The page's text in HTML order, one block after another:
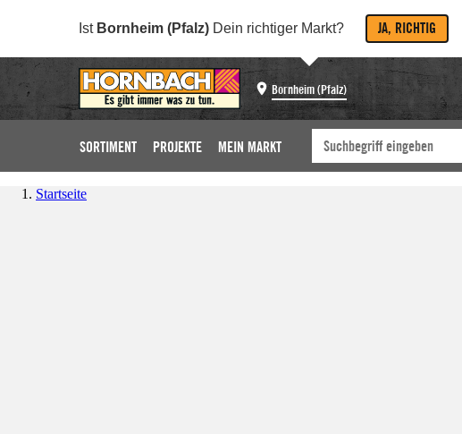
Ist Bornheim (Pfalz) Dein richtiger Markt? JA, RICHTIG
Bornheim (Pfalz)
SORTIMENT PROJEKTE MEIN MARKT
Startseite